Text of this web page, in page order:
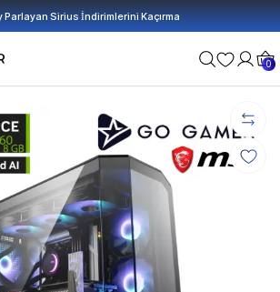
Parlayan Sirius İndirimlerini Kaçırma
0